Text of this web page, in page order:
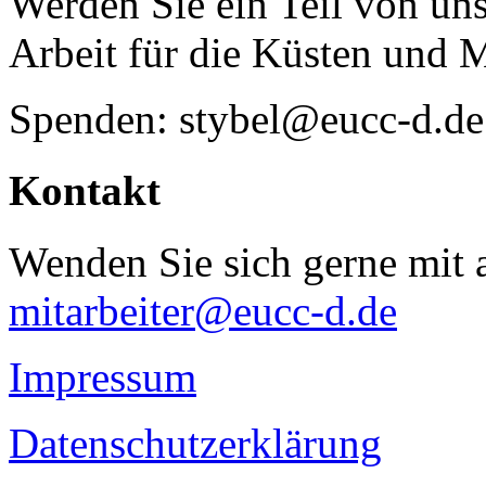
Arbeit für die Küsten und
Spenden: stybel@eucc-d.de
Kontakt
Wenden Sie sich gerne mit
mitarbeiter@eucc-d.de
Impressum
Datenschutzerklärung